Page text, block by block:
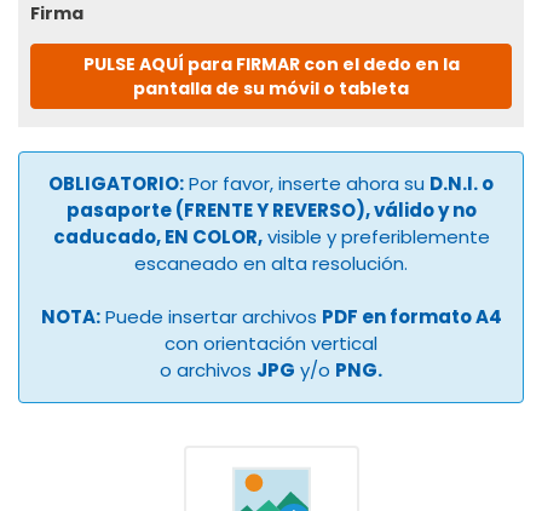
Firma
PULSE AQUÍ para FIRMAR con el dedo en la
pantalla de su móvil o tableta
OBLIGATORIO:Por favor, inserte ahora su D.N.I. o
pasaporte (FRENTE Y REVERSO), válido y no
caducado, EN COLOR,visible y preferiblemente
escaneado en alta resolución.
NOTA:Puede insertar archivos PDF en formato A4
con orientación vertical
o archivos JPG y/o PNG.